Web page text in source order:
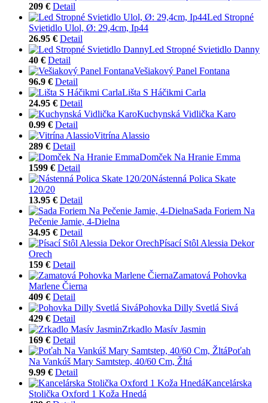
209 € Detail
Led Stropné
Svietidlo Ulol, Ø: 29,4cm, Ip44
26.95 € Detail
Led Stropné Svietidlo Danny
40 € Detail
Vešiakový Panel Fontana
96.9 € Detail
Lišta S Háčikmi Carla
24.95 € Detail
Kuchynská Vidlička Karo
0.99 € Detail
Vitrína Alassio
289 € Detail
Domček Na Hranie Emma
1599 € Detail
Nástenná Polica Skate
120/20
13.95 € Detail
Sada Foriem Na
Pečenie Jamie, 4-Dielna
34.95 € Detail
Písací Stôl Alessia Dekor
Orech
159 € Detail
Zamatová Pohovka
Marlene Čierna
409 € Detail
Pohovka Dilly Svetlá Sivá
429 € Detail
Zrkadlo Masív Jasmin
169 € Detail
Poťah
Na Vankúš Mary Samtstep, 40/60 Cm, Žltá
9.99 € Detail
Kancelárska
Stolička Oxford 1 Koža Hnedá